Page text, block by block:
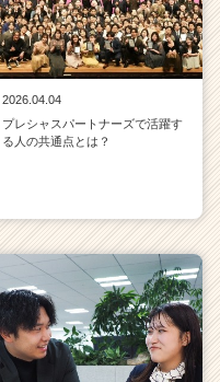
2026.04.04
プレシャスパートナーズで活躍す
る人の共通点とは？